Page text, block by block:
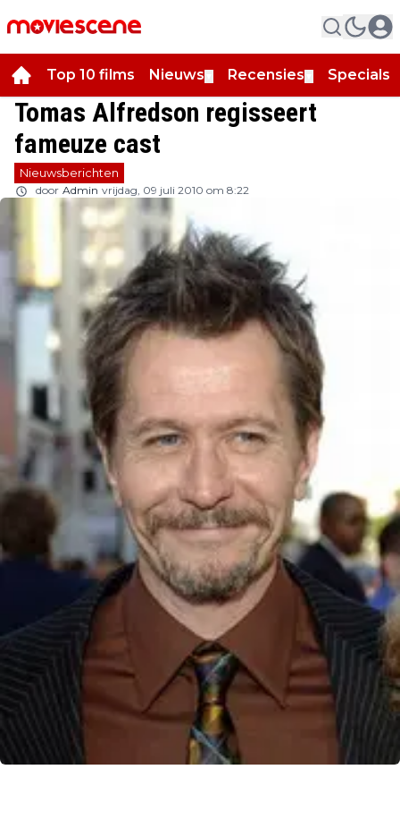
Top 10 films Nieuws Recensies Specials
Tomas Alfredson regisseert
fameuze cast
Nieuwsberichten
door Admin vrijdag, 09 juli 2010 om 8:22